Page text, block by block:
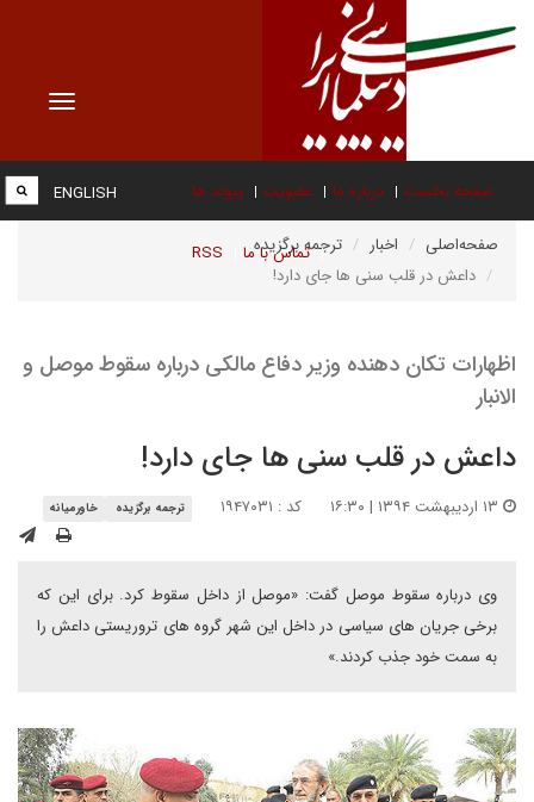
Toggle
صفحه نخست درباره ما عضویت پیوند ها
تماس با ما RSS
ENGLISH
صفحه‌اصلی اخبار
ترجمه برگزیده
داعش در قلب سنی ها جای دارد!
اظهارات تکان دهنده وزیر دفاع مالکی درباره سقوط موصل و
الانبار
داعش در قلب سنی ها جای دارد!
کد : ۱۹۴۷۰۳۱ ترجمه برگزیده خاورمیانه
وی درباره سقوط موصل گفت: «موصل از داخل سقوط کرد. برای این که
برخی جریان های سیاسی در داخل این شهر گروه های تروریستی داعش را
به سمت خود جذب کردند.»